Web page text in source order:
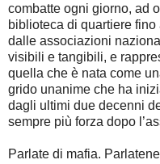
combatte ogni giorno, ad
biblioteca di quartiere
dalle associazioni
visibili e tangibili, e
quella che è nata come
grido unanime che ha
dagli ultimi due decenni
sempre più forza dopo
Parlate di mafia.